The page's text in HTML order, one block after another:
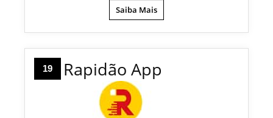
Saiba Mais
19 Rapidão App